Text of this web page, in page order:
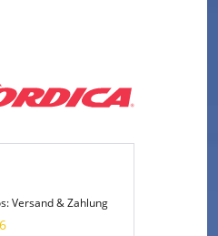
Versand & Zahlung